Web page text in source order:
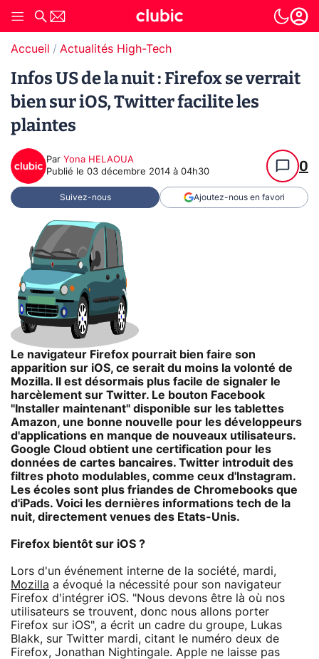
Accueil Actualités High-Tech
Infos US de la nuit : Firefox se verrait
bien sur iOS, Twitter facilite les
plaintes
Par Yona HELAOUA
Publié le 03 décembre 2014 à 04h30 0
Suivez-nous Ajoutez-nous en favori
Le navigateur Firefox pourrait bien faire son
apparition sur iOS, ce serait du moins la volonté de
Mozilla. Il est désormais plus facile de signaler le
harcèlement sur Twitter. Le bouton Facebook
"Installer maintenant" disponible sur les tablettes
Amazon, une bonne nouvelle pour les développeurs
d'applications en manque de nouveaux utilisateurs.
Google Cloud obtient une certification pour les
données de cartes bancaires. Twitter introduit des
filtres photo modulables, comme ceux d'Instagram.
Les écoles sont plus friandes de Chromebooks que
d'iPads. Voici les dernières informations tech de la
nuit, directement venues des Etats-Unis.
Firefox bientôt sur iOS ?
Lors d'un événement interne de la société, mardi,
Mozilla a évoqué la nécessité pour son navigateur
Firefox d'intégrer iOS. "Nous devons être là où nos
utilisateurs se trouvent, donc nous allons porter
Firefox sur iOS", a écrit un cadre du groupe, Lukas
Blakk, sur Twitter mardi, citant le numéro deux de
Firefox, Jonathan Nightingale. Apple ne laisse pas